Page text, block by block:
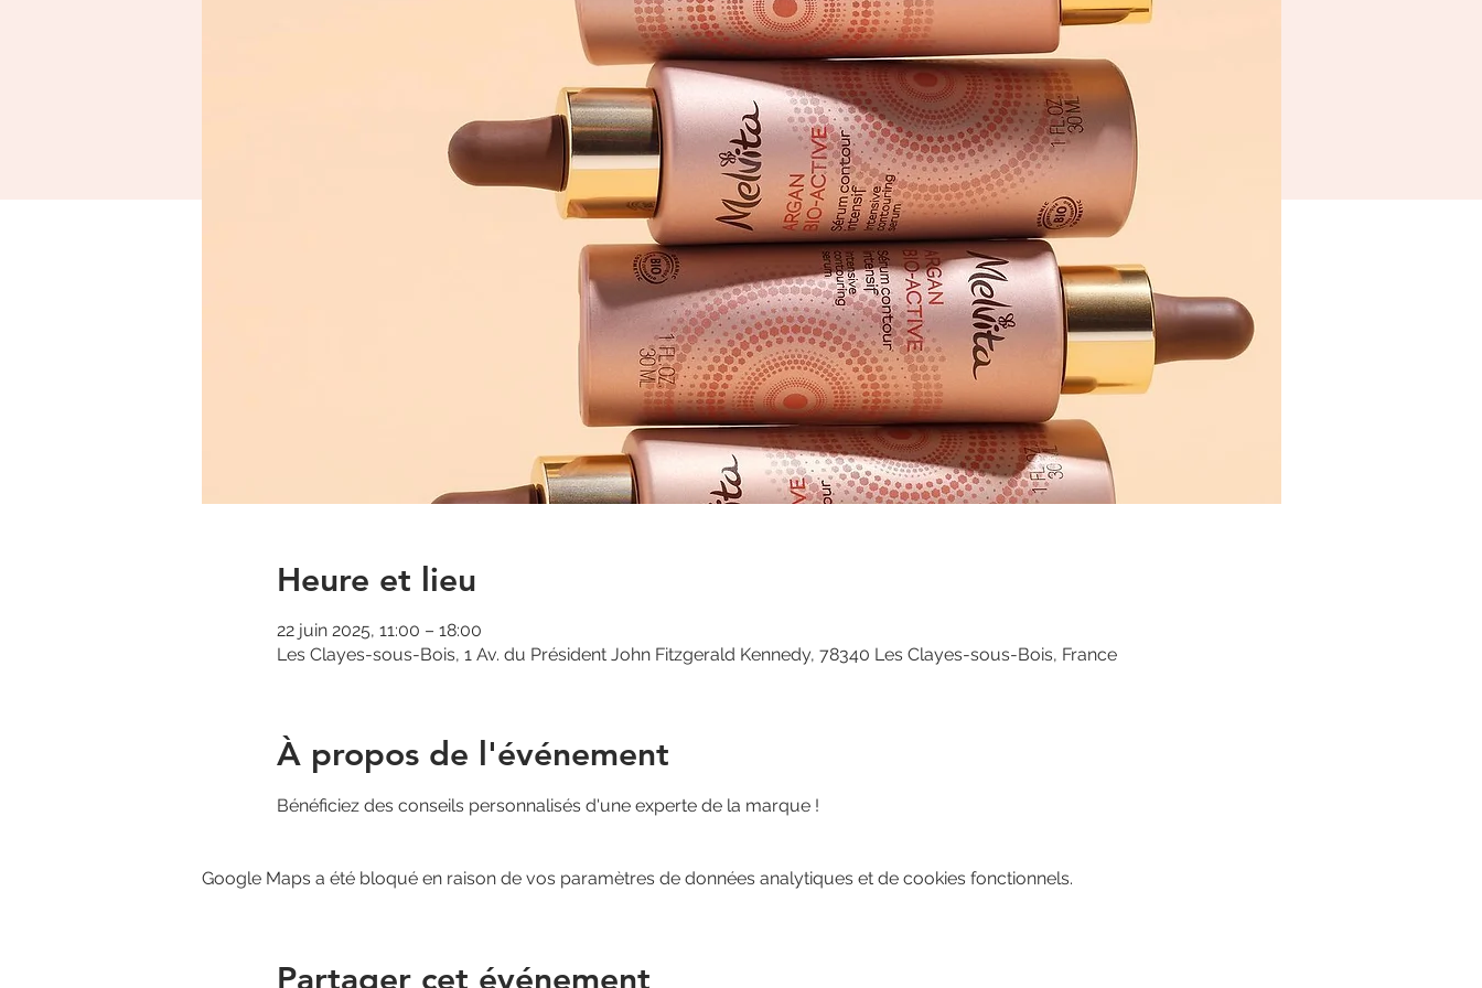
Heure et lieu
22 juin 2025, 11:00 – 18:00
Les Clayes-sous-Bois, 1 Av. du Président John Fitzgerald Kennedy, 78340 Les Clayes-sous-Bois, France
À propos de l'événement
Bénéficiez des conseils personnalisés d'une experte de la marque !
Google Maps a été bloqué en raison de vos paramètres de données analytiques et de cookies fonctionnels.
Partager cet événement